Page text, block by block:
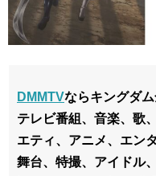
DMMTVならキングダム
テレビ番組、音楽、歌
エティ、アニメ、エン
舞台、特撮、アイドル